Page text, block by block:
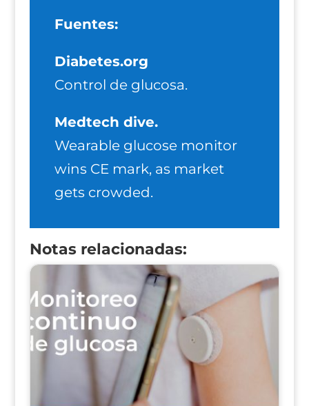
Fuentes:
Diabetes.org
Control de glucosa.
Medtech dive.
Wearable glucose monitor
wins CE mark, as market
gets crowded.
Notas relacionadas: